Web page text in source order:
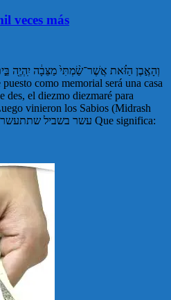
veces más
el diezmo diezmaré para
vinieron los Sabios (Midrash